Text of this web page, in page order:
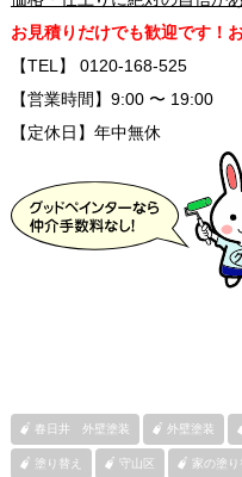
お見積りだけでも歓迎です！
【TEL】 0120-168-525
【営業時間】9:00 〜 19:00
【定休日】年中無休
春日井 外壁塗装 外壁塗装
塗り替え 守山区 家の塗り